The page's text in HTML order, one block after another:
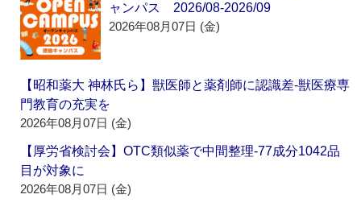
ャンパス 2026/08-2026/09
2026年08月07日 (金)
【昭和薬大 神林氏ら】獣医師と薬剤師に認識差‐獣医療専
門教育の充実を
2026年08月07日 (金)
【厚労省検討会】OTC類似薬で中間整理‐77成分1042品
目が対象に
2026年08月07日 (金)